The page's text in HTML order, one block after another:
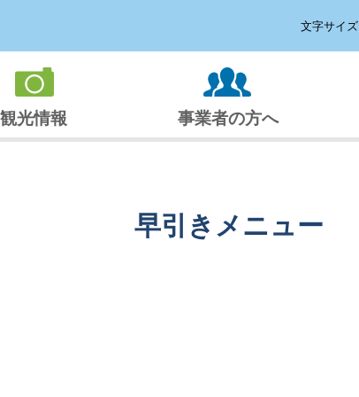
文字サイズ
観光情報 事業者の方へ
早引きメニュー